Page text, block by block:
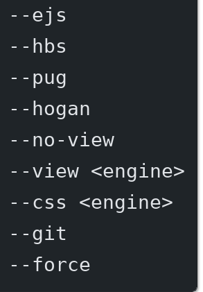
--ejs
--hbs
--pug
--hogan
--no-view
--view <engine>
--css <engine>
--git
--force